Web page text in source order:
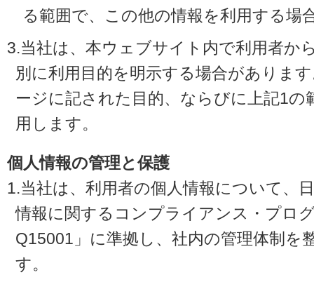
る範囲で、この他の情報を利用する場
3.当社は、本ウェブサイト内で利用者か
別に利用目的を明示する場合がありま
ージに記された目的、ならびに上記1の
用します。
個人情報の管理と保護
1.当社は、利用者の個人情報について、
情報に関するコンプライアンス・プロ
Q15001」に準拠し、社内の管理体制を
す。